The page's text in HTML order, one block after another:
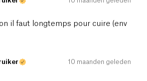
il faut longtemps pour cuire (env
10 maanden geleden